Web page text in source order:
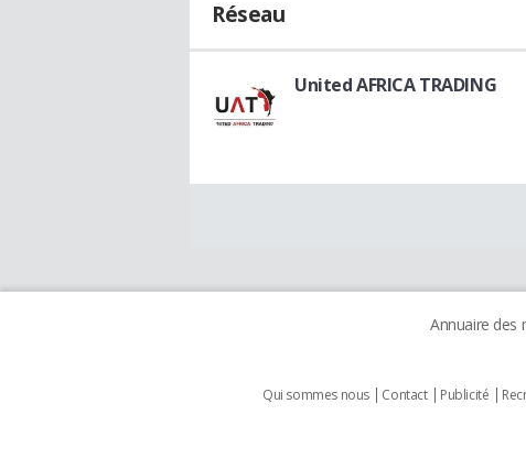
Réseau
United AFRICA TRADING
Annuaire des
Qui sommes nous Contact Publicité